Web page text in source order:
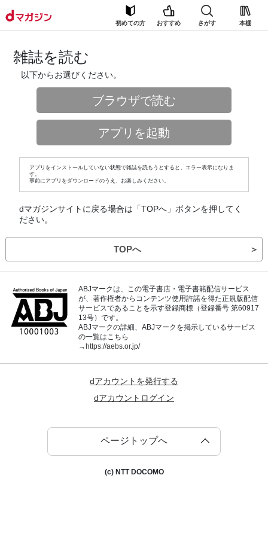
初めての方 おすすめ さがす 本棚
雑誌を読む
以下からお選びください。
ブラウザで読む
アプリを起動
アプリをインストールしていない状態で雑誌を読もうとすると、エラー表示になりま
す。
事前にアプリをダウンロードのうえ、お楽しみください。
dマガジンサイトに戻る場合は「TOPへ」ボタンを押してく
ださい。
TOPへ ＞
ABJマークは、この電子書店・電子書籍配信サービス
が、著作権者からコンテンツ使用許諾を得た正規版配信
サービスであることを示す登録商標（登録番号 第60917
13号）です。
ABJマークの詳細、ABJマークを掲示しているサービス
の一覧はこちら
→https://aebs.or.jp/
dアカウントを発行する
dアカウントログイン
ページトップへ
(c) NTT DOCOMO